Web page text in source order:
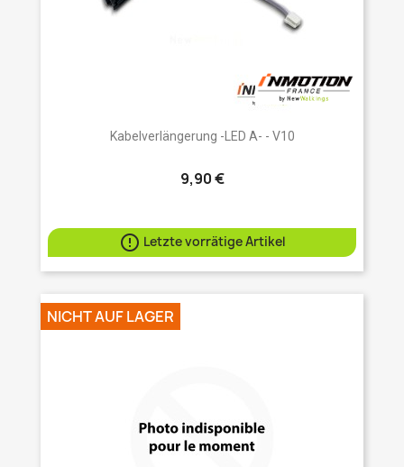
Kabelverlängerung -LED A- - V10
9,90 €
 Letzte vorrätige Artikel
NICHT AUF LAGER